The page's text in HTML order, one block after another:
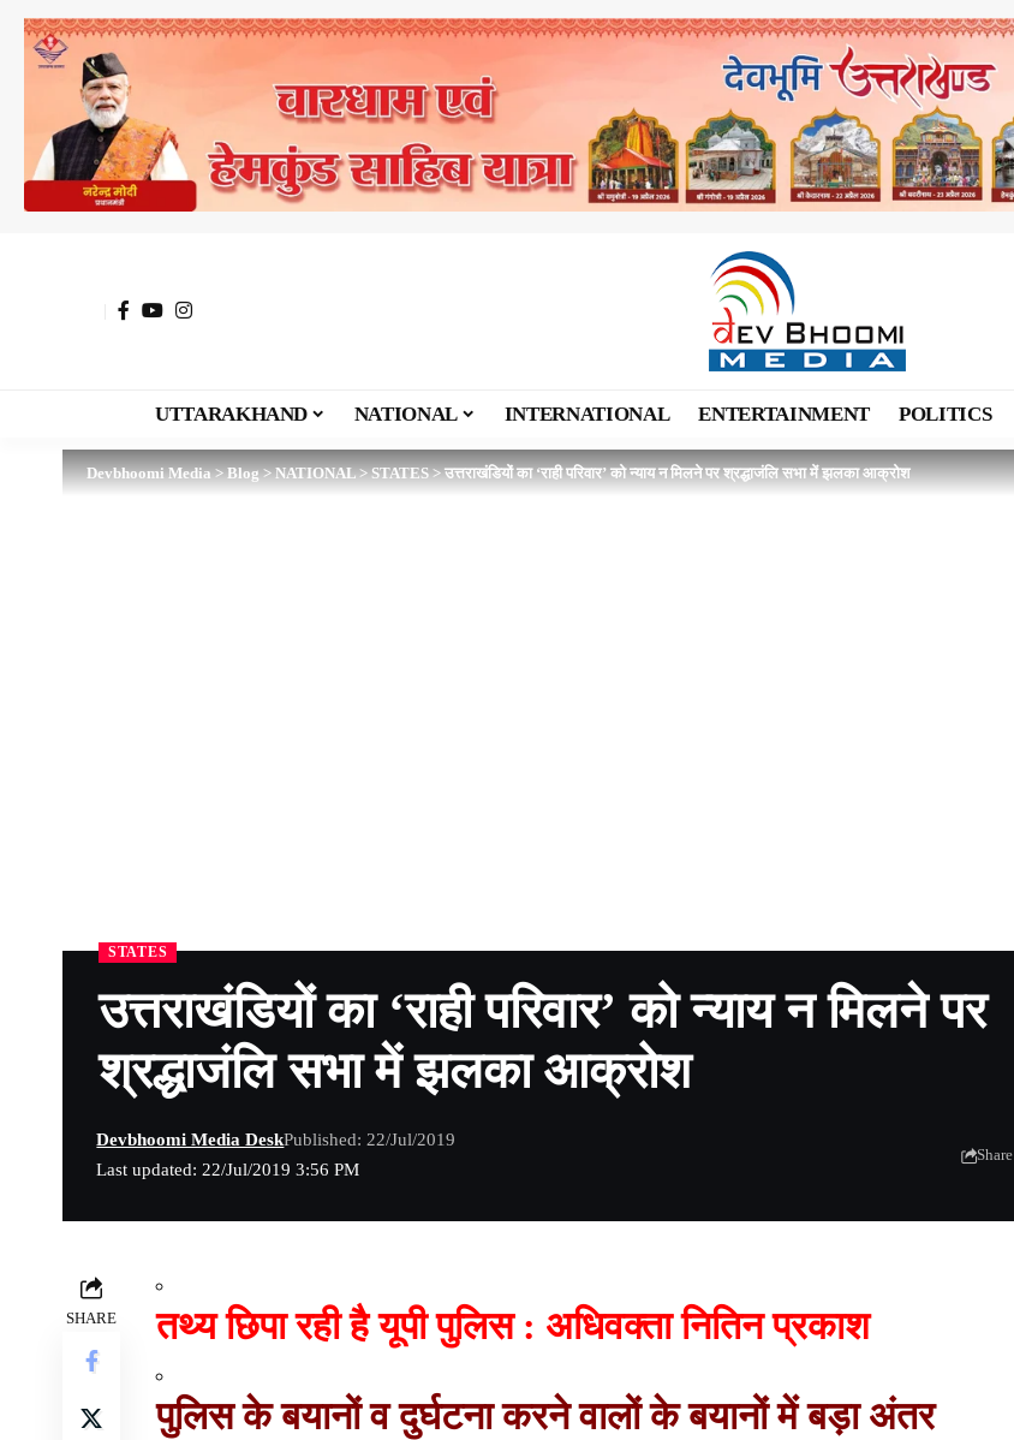
UTTARAKHAND NATIONAL INTERNATIONAL ENTERTAINMENT POLITICS
Devbhoomi Media>Blog>NATIONAL>STATES>उत्तराखंडियों का ‘राही परिवार’ को न्याय न मिलने पर श्रद्धाजंलि सभा में झलका आक्रोश
STATES
उत्तराखंडियों का ‘राही परिवार’ को न्याय न मिलने पर
श्रद्धाजंलि सभा में झलका आक्रोश
Last updated: 22/Jul/2019 3:56 PM
Devbhoomi Media DeskPublished: 22/Jul/2019
Share
SHARE तथ्य छिपा रही है यूपी पुलिस : अधिवक्ता नितिन प्रकाश
पुलिस के बयानों व दुर्घटना करने वालों के बयानों में बड़ा अंतर